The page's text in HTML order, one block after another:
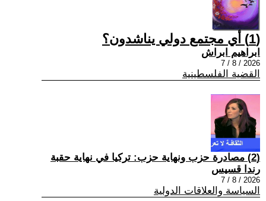
(1) أي مجتمع دولي يناشدون؟
ابراهيم ابراش
2026 / 8 / 7
القضية الفلسطينية
(2) مصادرة حزب ونهاية حزب: تركيا في نهاية حقبة
رندا قسيس
2026 / 8 / 7
السياسة والعلاقات الدولية